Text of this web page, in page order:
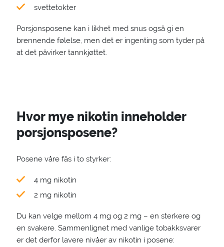
svettetokter
Porsjonsposene kan i likhet med snus også gi en
brennende følelse, men det er ingenting som tyder på
at det påvirker tannkjøttet.
Hvor mye nikotin inneholder
porsjonsposene?
Posene våre fås i to styrker:
4 mg nikotin
2 mg nikotin
Du kan velge mellom 4 mg og 2 mg – en sterkere og
en svakere. Sammenlignet med vanlige tobakksvarer
er det derfor lavere nivåer av nikotin i posene: